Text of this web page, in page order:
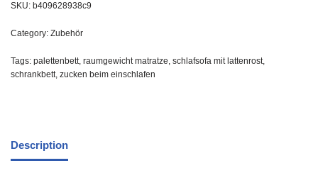
SKU: b409628938c9
Category: Zubehör
Tags: palettenbett, raumgewicht matratze, schlafsofa mit lattenrost,
schrankbett, zucken beim einschlafen
Description